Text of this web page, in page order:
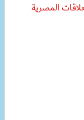
المصرية